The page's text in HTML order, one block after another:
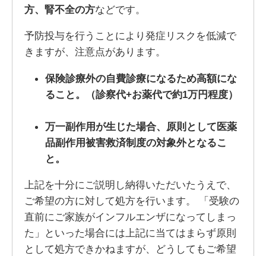
方、腎不全の方などです。
予防投与を行うことにより発症リスクを低減で
きますが、注意点があります。
保険診療外の自費診療になるため高額にな
ること。（診察代+お薬代で約1万円程度）
万一副作用が生じた場合、原則として医薬
品副作用被害救済制度の対象外となるこ
と。
上記を十分にご説明し納得いただいたうえで、
ご希望の方に対して処方を行います。 「受験の
直前にご家族がインフルエンザになってしまっ
た」といった場合には上記に当てはまらず原則
として処方できかねますが、どうしてもご希望